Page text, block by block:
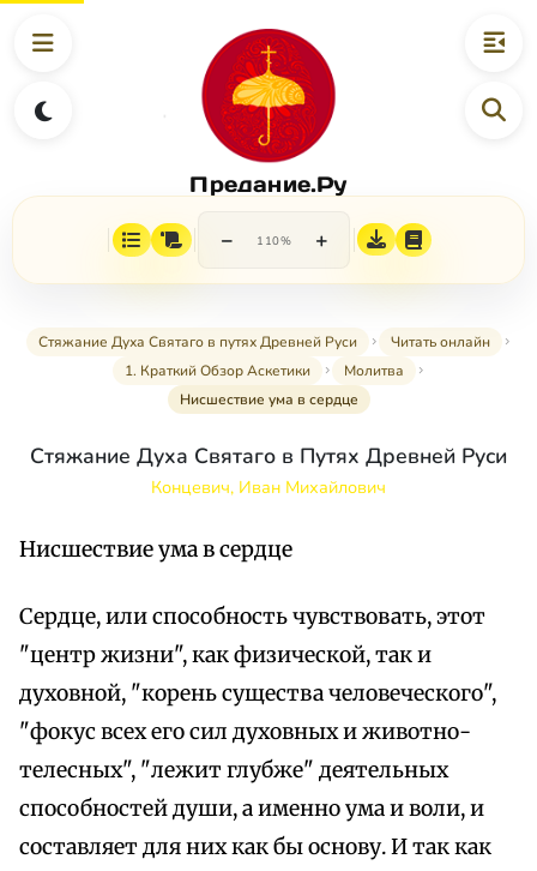
Предание.Ру
− 110% +
Стяжание Духа Святаго в путях Древней Руси
Читать онлайн
1. Краткий Обзор Аскетики
Молитва
Нисшествие ума в сердце
Стяжание Духа Святаго в Путях Древней Руси
Концевич, Иван Михайлович
Нисшествие ума в сердце
Сердце, или способность чувствовать, этот
"центр жизни", как физической, так и
духовной, "корень существа человеческого",
"фокус всех его сил духовных и животно-
телесных", "лежит глубже" деятельных
способностей души, а именно ума и воли, и
составляет для них как бы основу. И так как